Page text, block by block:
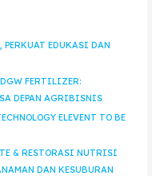
EDUKASI DAN
FERTILIZER:
DEPAN AGRIBISNIS
ELEVENT TO BE
& RESTORASI NUTRISI
DAN KESUBURAN